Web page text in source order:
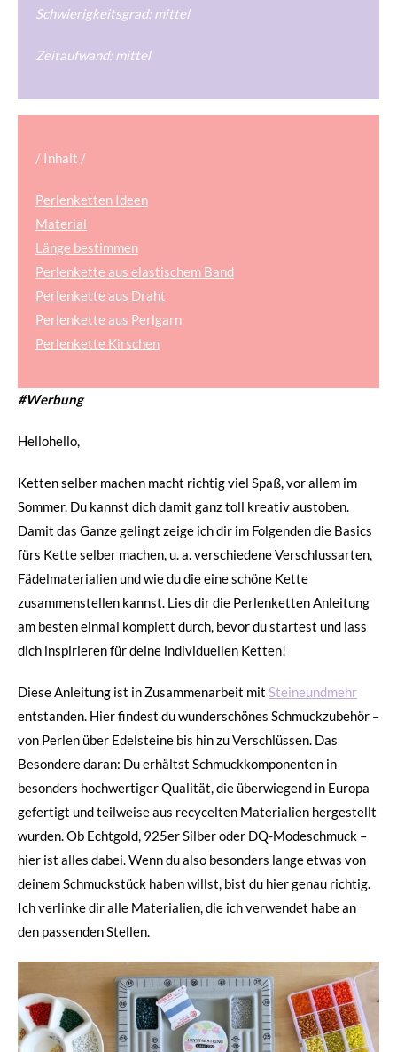
Schwierigkeitsgrad: mittel
Zeitaufwand: mittel
/ Inhalt /
Perlenketten Ideen
Material
Länge bestimmen
Perlenkette aus elastischem Band
Perlenkette aus Draht
Perlenkette aus Perlgarn
Perlenkette Kirschen
#Werbung
Hellohello,
Ketten selber machen macht richtig viel Spaß, vor allem im
Sommer. Du kannst dich damit ganz toll kreativ austoben.
Damit das Ganze gelingt zeige ich dir im Folgenden die Basics
fürs Kette selber machen, u. a. verschiedene Verschlussarten,
Fädelmaterialien und wie du die eine schöne Kette
zusammenstellen kannst. Lies dir die Perlenketten Anleitung
am besten einmal komplett durch, bevor du startest und lass
dich inspirieren für deine individuellen Ketten!
Diese Anleitung ist in Zusammenarbeit mit Steineundmehr
entstanden. Hier findest du wunderschönes Schmuckzubehör –
von Perlen über Edelsteine bis hin zu Verschlüssen. Das
Besondere daran: Du erhältst Schmuckkomponenten in
besonders hochwertiger Qualität, die überwiegend in Europa
gefertigt und teilweise aus recycelten Materialien hergestellt
wurden. Ob Echtgold, 925er Silber oder DQ-Modeschmuck –
hier ist alles dabei. Wenn du also besonders lange etwas von
deinem Schmuckstück haben willst, bist du hier genau richtig.
Ich verlinke dir alle Materialien, die ich verwendet habe an
den passenden Stellen.